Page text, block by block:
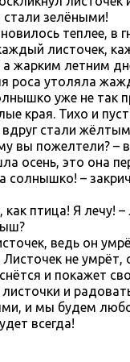
стали зелёными!
теплее, в
листочек,
а жарким летним
роса утоляла
уже не так
края. Тихо и
вдруг стали
вы пожелтели? –
осень, это она
солнышко! –
птица! Я лечу!
ведь он
не умрёт,
и покажет
листочки и
и мы будем
всегда!